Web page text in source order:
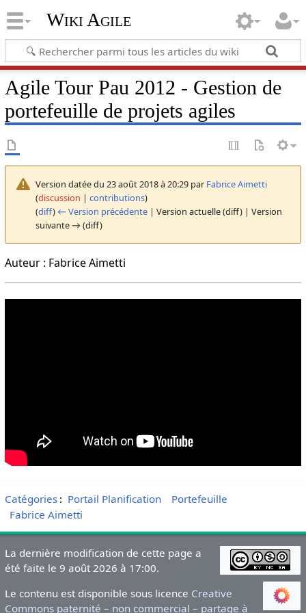
Wiki Agile
Agile Tour Pau 2012 - Gestion de
portefeuille de projets agiles
Version datée du 23 août 2018 à 20:29 par Fabrice Aimetti
(discussion | contributions)
(diff) ← Version précédente| Version actuelle (diff) | Version
suivante → (diff)
Auteur : Fabrice Aimetti
Catégories: Portail Planification
Portefeuille
Fabrice Aimetti
La dernière modification de cette page a
été faite le 9 août 2026 à 17:00.
Le contenu est disponible sous licence Creative
Commons paternité – non commercial – partage à